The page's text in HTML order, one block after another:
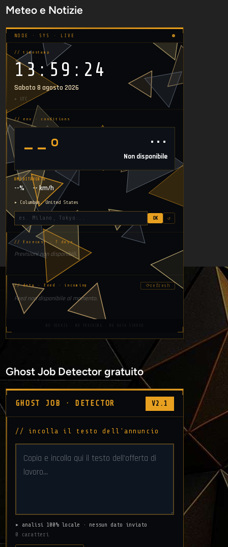
Meteo e Notizie
NODE · SYS · LIVE
// timestamp
13:59:24
Sabato 8 agosto 2026
▸ UTC
// env · conditions
--° ⋯
Non disponibile
UMIDITÀ
--%
VENTO
-- km/h
▸ Columbus, United States
OK ↺
// forecast · 7 days
Previsioni non disponibili.
// data · feed · incoming ⟳refresh
Feed non disponibile al momento.
Ghost Job Detector gratuito
GHOST JOB · DETECTOR V2.1
// incolla il testo dell'annuncio
▸ analisi 100% locale · nessun dato inviato
0 caratteri